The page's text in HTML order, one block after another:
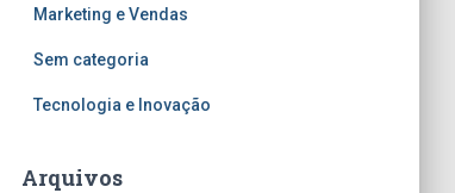
Marketing e Vendas
Sem categoria
Tecnologia e Inovação
Arquivos